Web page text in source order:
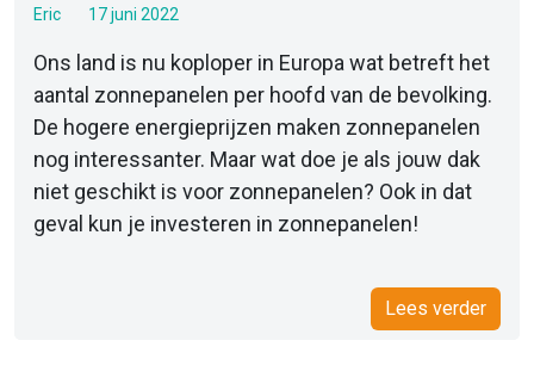
Eric 17 juni 2022
Ons land is nu koploper in Europa wat betreft het
aantal zonnepanelen per hoofd van de bevolking.
De hogere energieprijzen maken zonnepanelen
nog interessanter. Maar wat doe je als jouw dak
niet geschikt is voor zonnepanelen? Ook in dat
geval kun je investeren in zonnepanelen!
Lees verder